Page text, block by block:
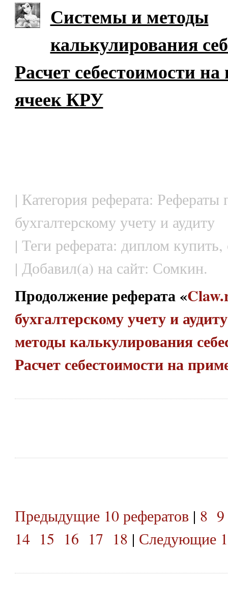
Системы и методы
калькулирования
Расчет себестоимости
ячеек КРУ
| Категория реферата: Рефераты
бухгалтерскому учету и аудиту
| Теги реферата: диплом купить,
| Добавил(а) на сайт: Сомкин.
Продолжение реферата «
бухгалтерскому учету и
методы калькулирования
Расчет себестоимости на
Предыдущие 10 рефератов | 8 9
14 15 16 17 18 | Следующие